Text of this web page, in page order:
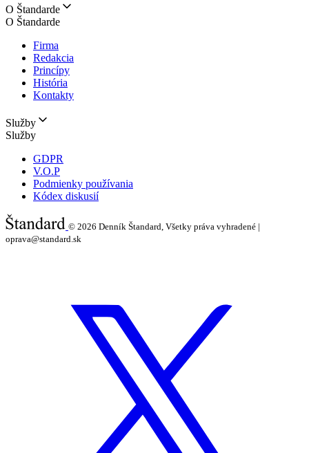
O Štandarde
O Štandarde
Firma
Redakcia
Princípy
História
Kontakty
Služby
Služby
GDPR
V.O.P
Podmienky používania
Kódex diskusií
© 2026 Denník Štandard, Všetky práva vyhradené |
oprava@standard.sk